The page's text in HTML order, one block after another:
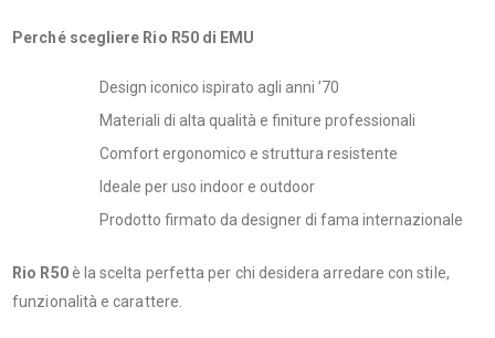
Perché scegliere Rio R50 di EMU
Design iconico ispirato agli anni ’70
Materiali di alta qualità e finiture professionali
Comfort ergonomico e struttura resistente
Ideale per uso indoor e outdoor
Prodotto firmato da designer di fama internazionale
Rio R50è la scelta perfetta per chi desidera arredare con stile,
funzionalità e carattere.